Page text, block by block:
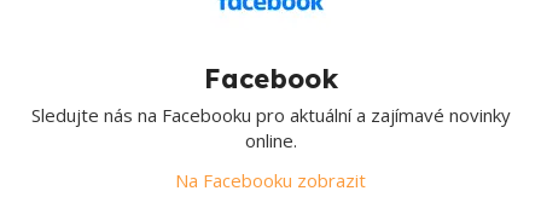
Facebook
Sledujte nás na Facebooku pro aktuální a zajímavé novinky
online.
Na Facebooku zobrazit